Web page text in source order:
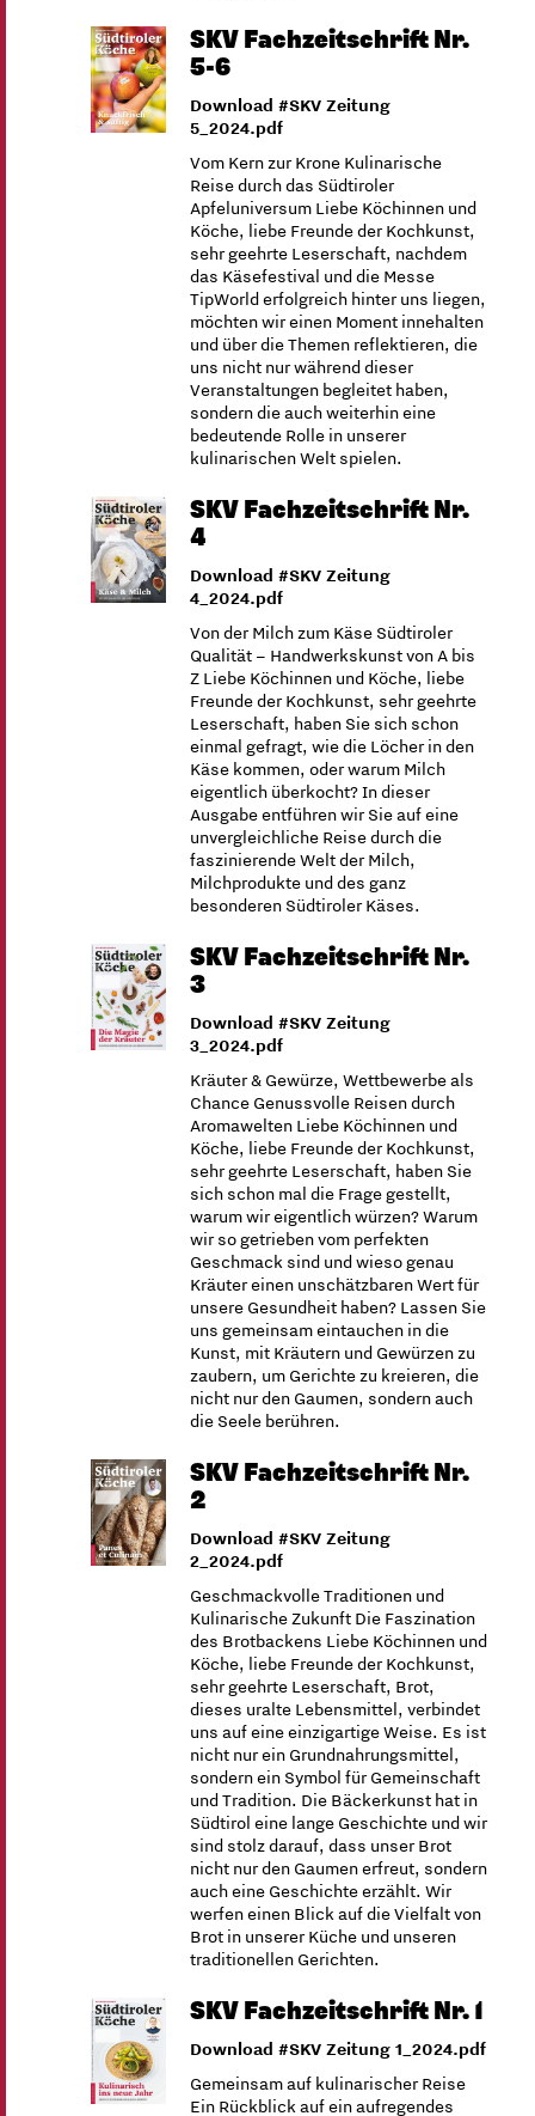
SKV Fachzeitschrift Nr.
5-6
Download #SKV Zeitung
5_2024.pdf
Vom Kern zur Krone Kulinarische
Reise durch das Südtiroler
Apfeluniversum Liebe Köchinnen und
Köche, liebe Freunde der Kochkunst,
sehr geehrte Leserschaft, nachdem
das Käsefestival und die Messe
TipWorld erfolgreich hinter uns liegen,
möchten wir einen Moment innehalten
und über die Themen reflektieren, die
uns nicht nur während dieser
Veranstaltungen begleitet haben,
sondern die auch weiterhin eine
bedeutende Rolle in unserer
kulinarischen Welt spielen.
SKV Fachzeitschrift Nr.
4
Download #SKV Zeitung
4_2024.pdf
Von der Milch zum Käse Südtiroler
Qualität – Handwerkskunst von A bis
Z Liebe Köchinnen und Köche, liebe
Freunde der Kochkunst, sehr geehrte
Leserschaft, haben Sie sich schon
einmal gefragt, wie die Löcher in den
Käse kommen, oder warum Milch
eigentlich überkocht? In dieser
Ausgabe entführen wir Sie auf eine
unvergleichliche Reise durch die
faszinierende Welt der Milch,
Milchprodukte und des ganz
besonderen Südtiroler Käses.
SKV Fachzeitschrift Nr.
3
Download #SKV Zeitung
3_2024.pdf
Kräuter & Gewürze, Wettbewerbe als
Chance Genussvolle Reisen durch
Aromawelten Liebe Köchinnen und
Köche, liebe Freunde der Kochkunst,
sehr geehrte Leserschaft, haben Sie
sich schon mal die Frage gestellt,
warum wir eigentlich würzen? Warum
wir so getrieben vom perfekten
Geschmack sind und wieso genau
Kräuter einen unschätzbaren Wert für
unsere Gesundheit haben? Lassen Sie
uns gemeinsam eintauchen in die
Kunst, mit Kräutern und Gewürzen zu
zaubern, um Gerichte zu kreieren, die
nicht nur den Gaumen, sondern auch
die Seele berühren.
SKV Fachzeitschrift Nr.
2
Download #SKV Zeitung
2_2024.pdf
Geschmackvolle Traditionen und
Kulinarische Zukunft Die Faszination
des Brotbackens Liebe Köchinnen und
Köche, liebe Freunde der Kochkunst,
sehr geehrte Leserschaft, Brot,
dieses uralte Lebensmittel, verbindet
uns auf eine einzigartige Weise. Es ist
nicht nur ein Grundnahrungsmittel,
sondern ein Symbol für Gemeinschaft
und Tradition. Die Bäckerkunst hat in
Südtirol eine lange Geschichte und wir
sind stolz darauf, dass unser Brot
nicht nur den Gaumen erfreut, sondern
auch eine Geschichte erzählt. Wir
werfen einen Blick auf die Vielfalt von
Brot in unserer Küche und unseren
traditionellen Gerichten.
SKV Fachzeitschrift Nr. 1
Download #SKV Zeitung 1_2024.pdf
Gemeinsam auf kulinarischer Reise
Ein Rückblick auf ein aufregendes